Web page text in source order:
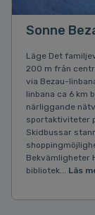
Sonne
Läge Det
200 m från
via Bezau-
linbana ca 6 km
närliggande
sportaktiviteter
Skidbussar
Bekvämligheter
bibliotek... Läs